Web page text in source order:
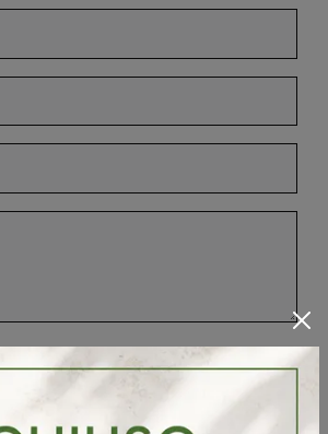
dellaPrivacy Policy